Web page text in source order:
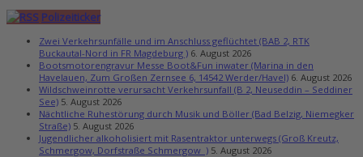
Polizeiticker
Zwei Verkehrsunfälle und im Anschluss geflüchtet (BAB 2, RTK
Buckautal-Nord in FR Magdeburg ) 6. August 2026
Bootsmotorengravur Messe Boot&Fun inwater (Marina in den
Havelauen, Zum Großen Zernsee 6, 14542 Werder/Havel) 6. August 2026
Wildschweinrotte verursacht Verkehrsunfall (B 2, Neuseddin – Seddiner
See) 5. August 2026
Nächtliche Ruhestörung durch Musik und Böller (Bad Belzig, Niemegker
Straße) 5. August 2026
Jugendlicher alkoholisiert mit Rasentraktor unterwegs (Groß Kreutz,
Schmergow, Dorfstraße Schmergow ) 5. August 2026